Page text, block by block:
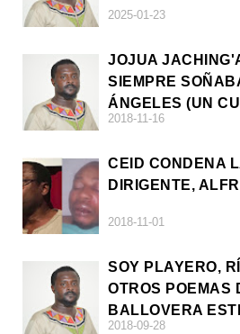
2025-01-23
JOJUA
SIEMPRE
ÁNGELES (UN
AFRICANO)
2018-11-16
CEID CONDENA
DIRIGENTE,
2018-11-01
SOY PLAYERO,
OTROS POEMAS
BALLOVERA
2018-09-28